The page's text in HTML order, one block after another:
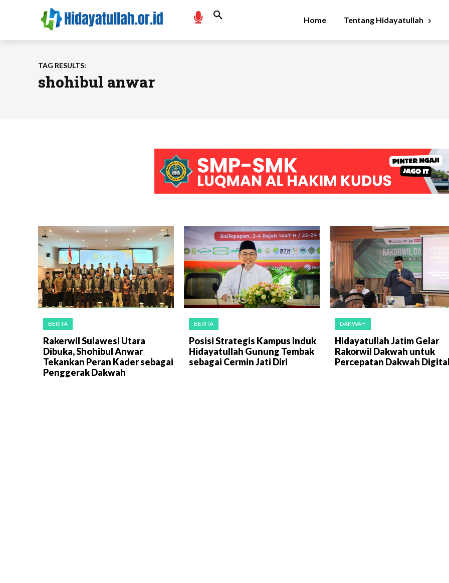
Home Tentang Hidayatullah
TAG RESULTS:
shohibul anwar
BERITA
Rakerwil Sulawesi Utara
Dibuka, Shohibul Anwar
Tekankan Peran Kader sebagai
Penggerak Dakwah
BERITA
Posisi Strategis Kampus Induk
Hidayatullah Gunung Tembak
sebagai Cermin Jati Diri
DAKWAH
Hidayatullah Jatim Gelar
Rakorwil Dakwah untuk
Percepatan Dakwah